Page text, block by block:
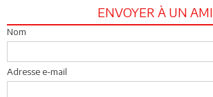
ENVOYER À UN AMI
Nom
Adresse e-mail